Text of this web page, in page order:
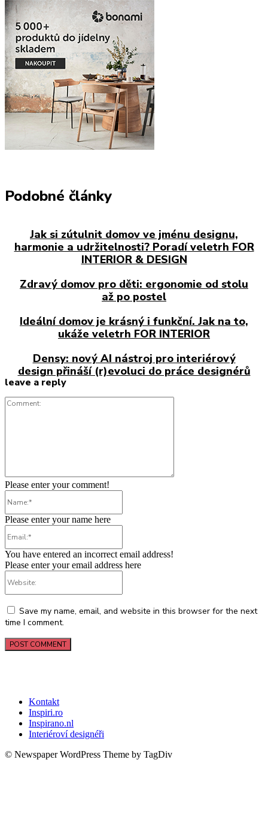
Podobné články
Jak si zútulnit domov ve jménu designu,
harmonie a udržitelnosti? Poradí veletrh FOR
INTERIOR & DESIGN
Zdravý domov pro děti: ergonomie od stolu
až po postel
Ideální domov je krásný i funkční. Jak na to,
ukáže veletrh FOR INTERIOR
Densy: nový AI nástroj pro interiérový
design přináší (r)evoluci do práce designérů
leave a reply
Please enter your comment!
Please enter your name here
You have entered an incorrect email address!
Please enter your email address here
Save my name, email, and website in this browser for the next
time I comment.
Kontakt
Inspiri.ro
Inspirano.nl
Interiéroví designéři
© Newspaper WordPress Theme by TagDiv